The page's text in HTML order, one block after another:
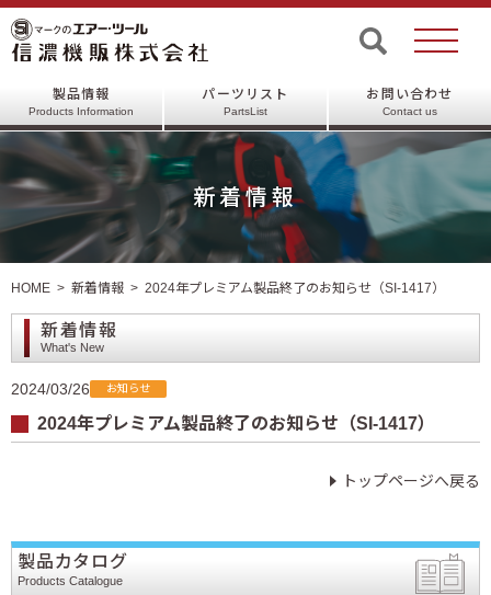
製品情報
Products Information
パーツリスト
PartsList
お問い合わせ
Contact us
新着情報
HOME 新着情報 2024年プレミアム製品終了のお知らせ（SI-1417）
新着情報
What's New
2024/03/26 お知らせ
2024年プレミアム製品終了のお知らせ（SI-1417）
トップページへ戻る
製品カタログ
Products Catalogue